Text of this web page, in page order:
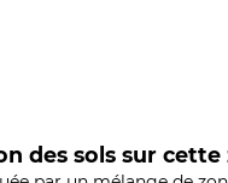
des sols sur cette